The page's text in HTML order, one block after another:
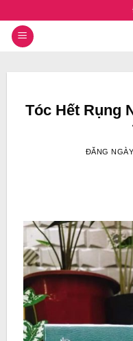
đến
nội
Tóc Hết Rụng
ĐĂNG NGÀY